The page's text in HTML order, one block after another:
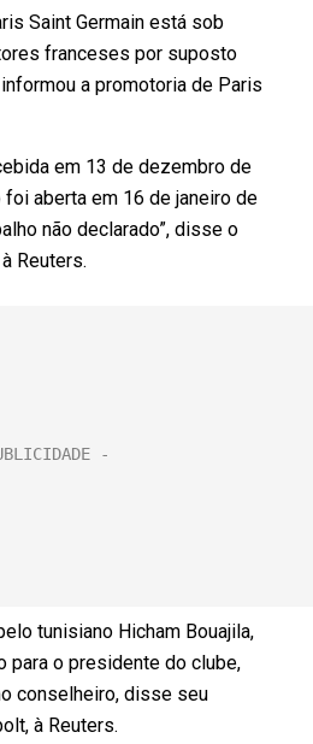
Saint Germain está sob
franceses por suposto
a promotoria de Paris
em 13 de dezembro de
aberta em 16 de janeiro de
não declarado”, disse o
Reuters.
tunisiano Hicham Bouajila,
para o presidente do clube,
conselheiro, disse seu
à Reuters.